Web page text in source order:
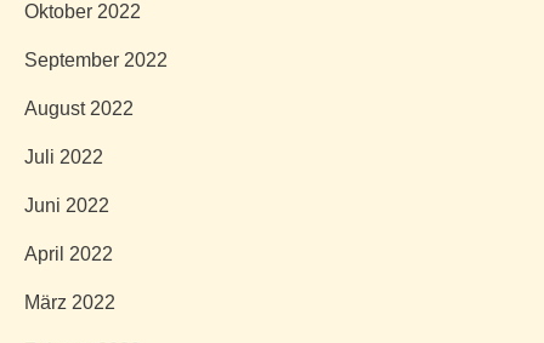
Oktober 2022
September 2022
August 2022
Juli 2022
Juni 2022
April 2022
März 2022